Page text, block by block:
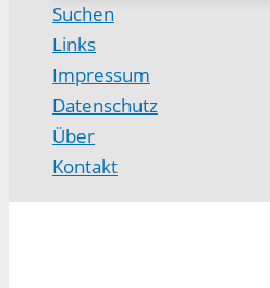
Suchen
Links
Impressum
Datenschutz
Über
Kontakt